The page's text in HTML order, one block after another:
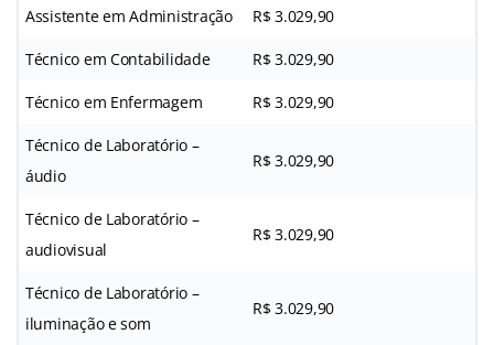
Assistente em Administração R$ 3.029,90
Técnico em Contabilidade R$ 3.029,90
Técnico em Enfermagem R$ 3.029,90
Técnico de Laboratório –
áudio
R$ 3.029,90
Técnico de Laboratório –
audiovisual
R$ 3.029,90
Técnico de Laboratório –
iluminação e som
R$ 3.029,90